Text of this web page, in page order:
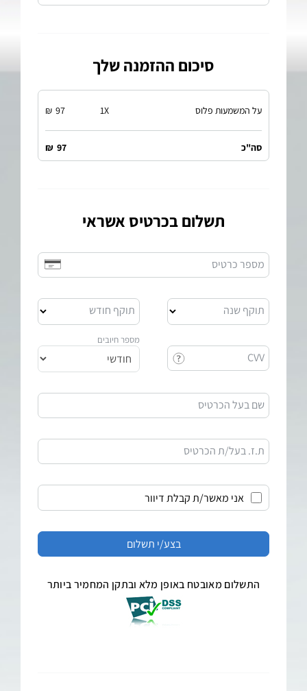
סיכום ההזמנה שלך
על המשמעות פלוס X
1
97
₪
סה"כ 97
₪
תשלום בכרטיס אשראי
מספר כרטיס
תוקף שנה תוקף חודש
CVV
מספר חיובים
שם בעל הכרטיס
ת.ז. בעל/ת הכרטיס
אני מאשר/ת קבלת דיוור
התשלום מאובטח באופן מלא ובתקן המחמיר ביותר